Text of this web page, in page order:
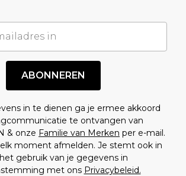
ABONNEREN
in te dienen ga je ermee akkoord
te ontvangen van
& onze Familie van Merken per e-mail.
moment afmelden. Je stemt ook in
gebruik van je gegevens in
met ons Privacybeleid.